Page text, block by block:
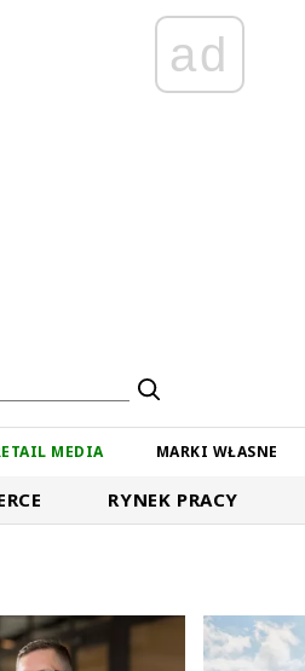
ad
MEDIA MARKI WŁASNE
RYNEK PRACY